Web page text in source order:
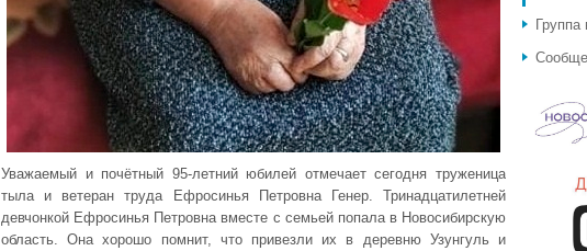
Уважаемый и почётный 95-летний юбилей отмечает сегодня труженица
тыла и ветеран труда Ефросинья Петровна Генер. Тринадцатилетней
девчонкой Ефросинья Петровна вместе с семьей попала в Новосибирскую
область. Она хорошо помнит, что привезли их в деревню Узунгуль и